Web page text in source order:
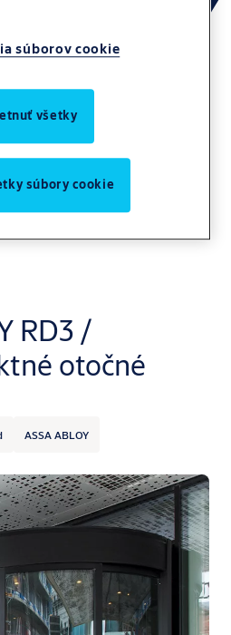
RD3 /
otočné
ASSA ABLOY
súborov cookie
všetky
súbory cookie